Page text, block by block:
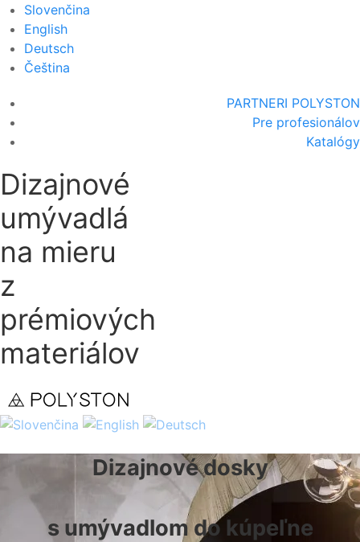
Slovenčina
English
Deutsch
Čeština
PARTNERI POLYSTON
Pre profesionálov
Katalógy
Dizajnové
umývadlá
na mieru
z
prémiových
materiálov
Dizajnové dosky
s umývadlom do kúpeľne